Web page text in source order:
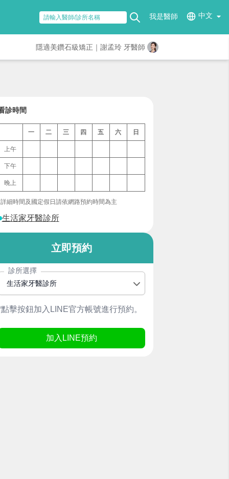
我是醫師 中文
隱適美鑽石級矯正｜謝孟玲 牙醫師
診時間
一 二 三 四 五 六 日
上午
下午
晚上
細時間及國定假日請依網路預約時間為主
生活家牙醫診所
立即預約
診所選擇
生活家牙醫診所
擊按鈕加入LINE官方帳號進行預約。
加入LINE預約